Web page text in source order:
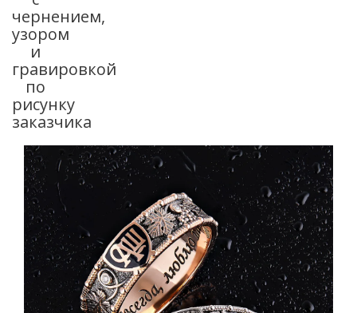
чернением,
узором
и
гравировкой
по
рисунку
заказчика